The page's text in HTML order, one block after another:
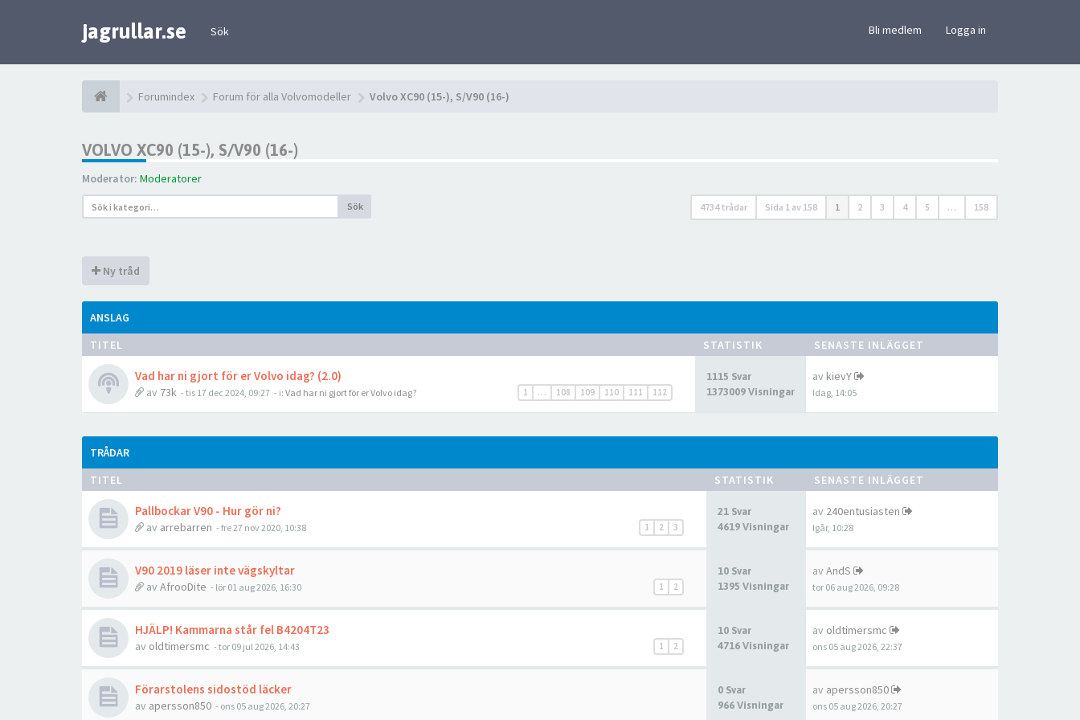
jagrullar.se Sök Bli medlem Logga in
Forumindex Forum för alla Volvomodeller Volvo XC90 (15-), S/V90 (16-)
VOLVO XC90 (15-), S/V90 (16-)
Moderator: Moderatorer
Sök 4734 trådar Sida 1 av 158 1 2 3 4 5 … 158
Ny tråd
ANSLAG
TITEL
STATISTIK SENASTE INLÄGGET
Vad har ni gjort för er Volvo idag? (2.0)
1 … 108 109 110 111 112
av 73k - tis 17 dec 2024, 09:27 - i: Vad har ni gjort för er Volvo idag?
1115 Svar
1373009 Visningar
av kievY
Idag, 14:05
TRÅDAR
TITEL
STATISTIK SENASTE INLÄGGET
Pallbockar V90 - Hur gör ni?
1 2 3
av arrebarren - fre 27 nov 2020, 10:38
21 Svar
4619 Visningar
av 240entusiasten
Igår, 10:28
V90 2019 läser inte vägskyltar
1 2
av AfrooDite - lör 01 aug 2026, 16:30
10 Svar
1395 Visningar
av AndS
tor 06 aug 2026, 09:28
HJÄLP! Kammarna står fel B4204T23
1 2
av oldtimersmc - tor 09 jul 2026, 14:43
10 Svar
4716 Visningar
av oldtimersmc
ons 05 aug 2026, 22:37
Förarstolens sidostöd läcker
av apersson850 - ons 05 aug 2026, 20:27
0 Svar
966 Visningar
av apersson850
ons 05 aug 2026, 20:27